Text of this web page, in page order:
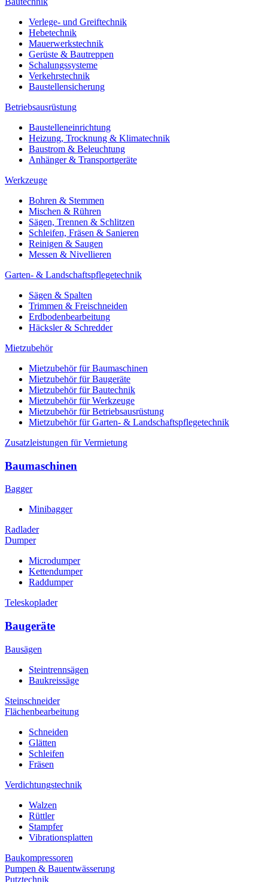
Verlege- und Greiftechnik
Hebetechnik
Mauerwerkstechnik
Gerüste & Bautreppen
Schalungssysteme
Verkehrstechnik
Baustellensicherung
Betriebsausrüstung
Baustelleneinrichtung
Heizung, Trocknung & Klimatechnik
Baustrom & Beleuchtung
Anhänger & Transportgeräte
Werkzeuge
Bohren & Stemmen
Mischen & Rühren
Sägen, Trennen & Schlitzen
Schleifen, Fräsen & Sanieren
Reinigen & Saugen
Messen & Nivellieren
Garten- & Landschaftspflegetechnik
Sägen & Spalten
Trimmen & Freischneiden
Erdbodenbearbeitung
Häcksler & Schredder
Mietzubehör
Mietzubehör für Baumaschinen
Mietzubehör für Baugeräte
Mietzubehör für Bautechnik
Mietzubehör für Werkzeuge
Mietzubehör für Betriebsausrüstung
Mietzubehör für Garten- & Landschaftspflegetechnik
Zusatzleistungen für Vermietung
Baumaschinen
Bagger
Minibagger
Radlader
Dumper
Microdumper
Kettendumper
Raddumper
Teleskoplader
Baugeräte
Bausägen
Steintrennsägen
Baukreissäge
Steinschneider
Flächenbearbeitung
Schneiden
Glätten
Schleifen
Fräsen
Verdichtungstechnik
Walzen
Rüttler
Stampfer
Vibrationsplatten
Baukompressoren
Pumpen & Bauentwässerung
Putztechnik